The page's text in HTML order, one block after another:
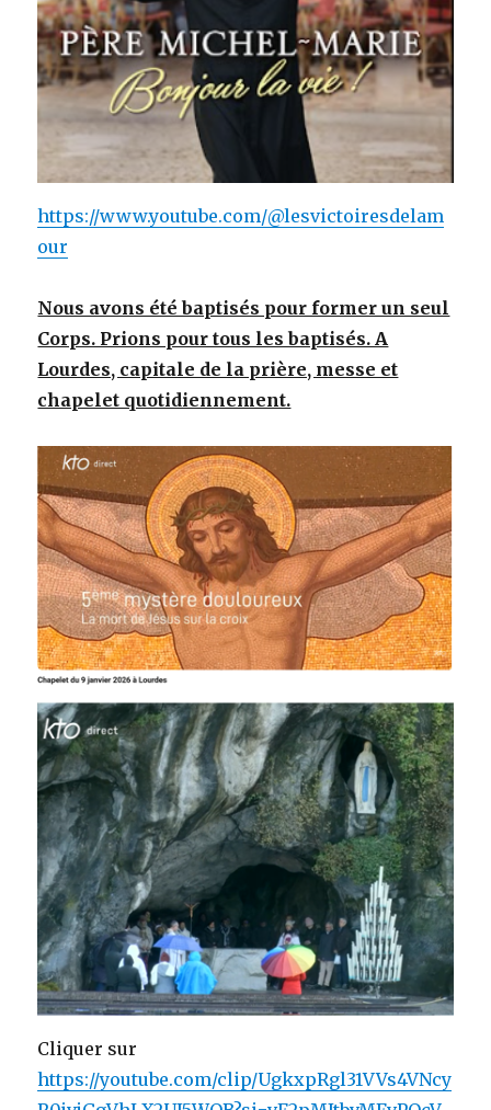
https://www.youtube.com/@lesvictoiresdelam
our
Nous avons été baptisés pour former un seul
Corps. Prions pour tous les baptisés. A
Lourdes, capitale de la prière, messe et
chapelet quotidiennement.
Cliquer sur
https://youtube.com/clip/UgkxpRgl31VVs4VNcy